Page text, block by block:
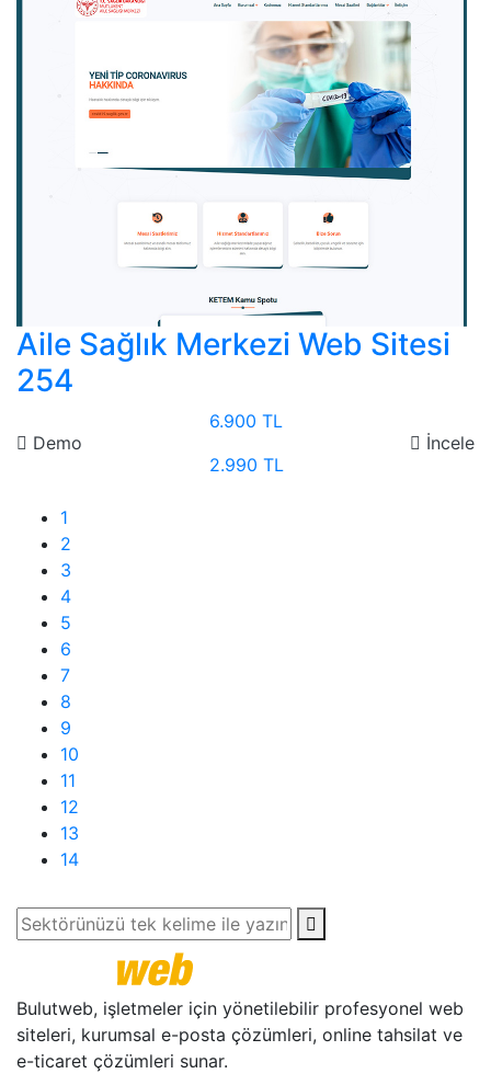
Aile Sağlık Merkezi Web Sitesi
254
Demo
6.900 TL
2.990 TL
İncele
1
2
3
4
5
6
7
8
9
10
11
12
13
14
Bulutweb, işletmeler için yönetilebilir profesyonel web
siteleri, kurumsal e-posta çözümleri, online tahsilat ve
e-ticaret çözümleri sunar.